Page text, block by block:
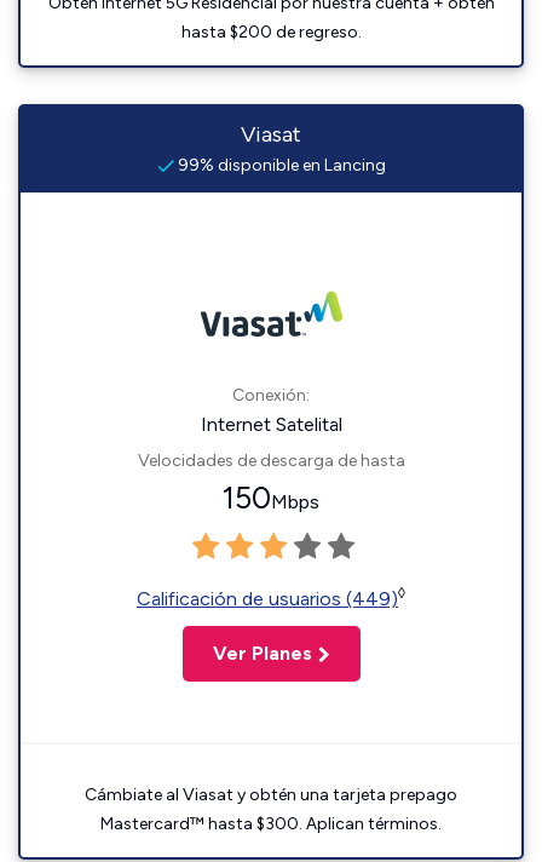
hasta $200 de regreso.
Viasat
99% disponible en Lancing
Conexión:
Internet Satelital
Velocidades de descarga de hasta
150Mbps
Calificación de usuarios (449)◊
Ver Planes
Cámbiate al Viasat y obtén una tarjeta prepago
Mastercard™ hasta $300. Aplican términos.